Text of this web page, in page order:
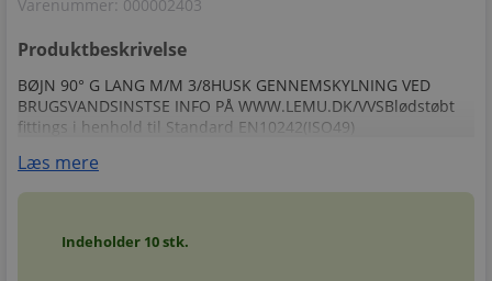
Varenummer: 000002403
Produktbeskrivelse
BØJN 90° G LANG M/M 3/8HUSK GENNEMSKYLNING VED
BRUGSVANDSINSTSE INFO PÅ WWW.LEMU.DK/VVSBlødstøbt
fittings i henhold til Standard EN10242(ISO49)
Læs mere
Indeholder 10stk.